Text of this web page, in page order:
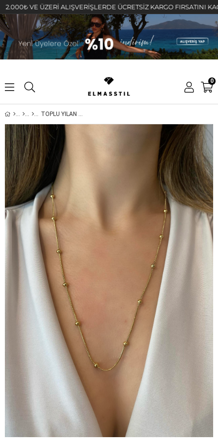
VE ÜZERİ ALIŞVERİŞLERDE ÜCRETSİZ KARGO FIRSATINI
0
TOPLU YILAN ZİNCİR KOLYE 65cm